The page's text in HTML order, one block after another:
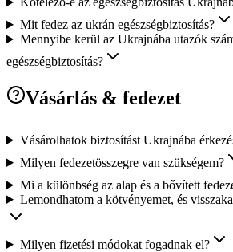
Mit fedez az ukrán egészségbiztosítás?
Mennyibe kerül az Ukrajnába utazók
egészségbiztosítás?
Vásárlás & fedezet
Vásárolhatok biztosítást Ukrajnába
Milyen fedezetösszegre van szükségem?
Mi a különbség az alap és a bővített
Lemondhatom a kötvényemet, és
Milyen fizetési módokat fogadnak el?